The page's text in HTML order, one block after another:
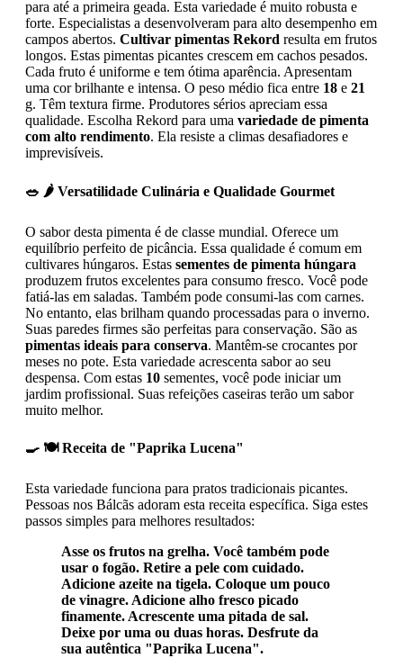
para até a primeira geada. Esta variedade é muito robusta e
forte. Especialistas a desenvolveram para alto desempenho em
campos abertos. Cultivar pimentas Rekord resulta em frutos
longos. Estas pimentas picantes crescem em cachos pesados.
Cada fruto é uniforme e tem ótima aparência. Apresentam
uma cor brilhante e intensa. O peso médio fica entre 18 e 21
g. Têm textura firme. Produtores sérios apreciam essa
qualidade. Escolha Rekord para uma variedade de pimenta
com alto rendimento. Ela resiste a climas desafiadores e
imprevisíveis.
🥗 🌶️ Versatilidade Culinária e Qualidade Gourmet
O sabor desta pimenta é de classe mundial. Oferece um
equilíbrio perfeito de picância. Essa qualidade é comum em
cultivares húngaros. Estas sementes de pimenta húngara
produzem frutos excelentes para consumo fresco. Você pode
fatiá-las em saladas. Também pode consumi-las com carnes.
No entanto, elas brilham quando processadas para o inverno.
Suas paredes firmes são perfeitas para conservação. São as
pimentas ideais para conserva. Mantêm-se crocantes por
meses no pote. Esta variedade acrescenta sabor ao seu
despensa. Com estas 10 sementes, você pode iniciar um
jardim profissional. Suas refeições caseiras terão um sabor
muito melhor.
🍳 🍽️ Receita de "Paprika Lucena"
Esta variedade funciona para pratos tradicionais picantes.
Pessoas nos Bálcãs adoram esta receita específica. Siga estes
passos simples para melhores resultados:
Asse os frutos na grelha. Você também pode
usar o fogão. Retire a pele com cuidado.
Adicione azeite na tigela. Coloque um pouco
de vinagre. Adicione alho fresco picado
finamente. Acrescente uma pitada de sal.
Deixe por uma ou duas horas. Desfrute da
sua autêntica "Paprika Lucena".